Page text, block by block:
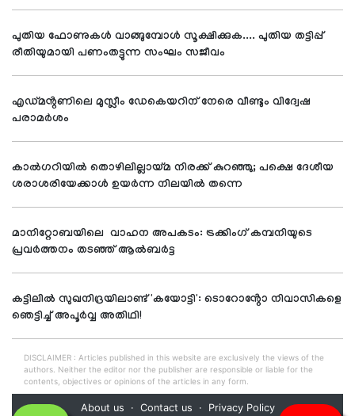
പുതിയ ഫോണുകൾ വാങ്ങുമ്പോൾ സൂക്ഷിക്കുക.... പുതിയ തട്ടിപ്പ്
രീതിയുമായി പണംതട്ടുന്ന സംഘം സജീവം
എഡ്മൻ്റണിലെ മുസ്ലീം ഡേകെയറിന് നേരെ വീണ്ടും വിദ്വേഷ
പരാമർശം
കാൽഗറിയിൽ തൊഴിലില്ലായ്മ നിരക്ക് കുറഞ്ഞു; പക്ഷെ ദേശീയ
ശരാശരിയേക്കാൾ ഉയർന്ന നിലയിൽ തന്നെ
മാനിറ്റോബയിലെ വാഹന അപകടം: ട്രക്കിംഗ് കമ്പനിയുടെ
പ്രവർത്തനം തടഞ്ഞ് ആൽബർട്ട
കട്ടിലിൽ സുഖനിദ്രയിലാണ്ട് 'കയോട്ടി': ടൊറോൻ്റോ നിവാസികളെ
ഞെട്ടിച്ച് അപൂർവ്വ അതിഥി!
DISCLAIMER : Articles published in this website are exclusively the views of the
authors. Neither the editor nor the publisher are responsible or liable for the
contents, objectives or opinions of the articles in any form.
About us Contact us Privacy Policy